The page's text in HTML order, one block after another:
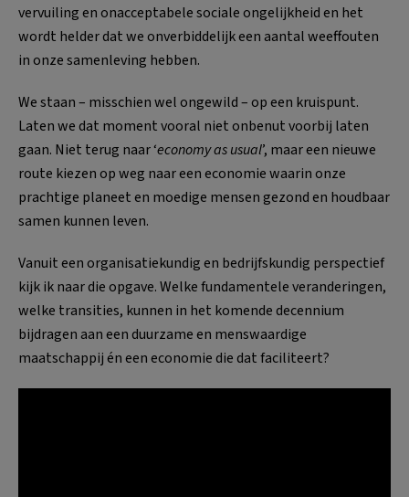
vervuiling en onacceptabele sociale ongelijkheid en het
wordt helder dat we onverbiddelijk een aantal weeffouten
in onze samenleving hebben.
We staan – misschien wel ongewild – op een kruispunt.
Laten we dat moment vooral niet onbenut voorbij laten
gaan. Niet terug naar ‘economy as usual’, maar een nieuwe
route kiezen op weg naar een economie waarin onze
prachtige planeet en moedige mensen gezond en houdbaar
samen kunnen leven.
Vanuit een organisatiekundig en bedrijfskundig perspectief
kijk ik naar die opgave. Welke fundamentele veranderingen,
welke transities, kunnen in het komende decennium
bijdragen aan een duurzame en menswaardige
maatschappij én een economie die dat faciliteert?